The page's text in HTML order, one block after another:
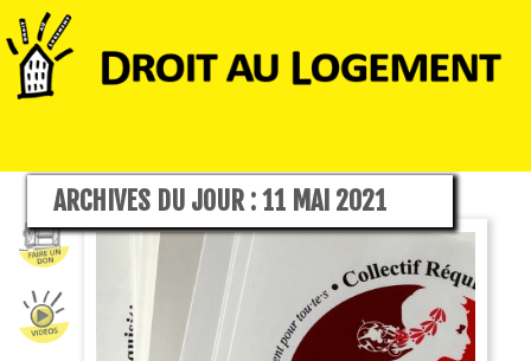
ARCHIVES DU JOUR :11 MAI 2021